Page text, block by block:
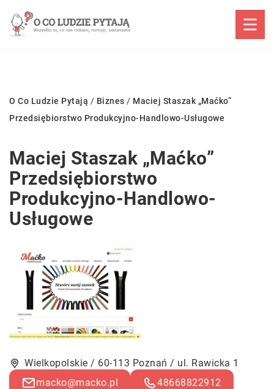
O Co Ludzie Pytają / Biznes / Maciej Staszak „Maćko”
Przedsiębiorstwo Produkcyjno-Handlowo-Usługowe
Maciej Staszak „Maćko”
Przedsiębiorstwo
Produkcyjno-Handlowo-
Usługowe
Wielkopolskie / 60-113 Poznań / ul. Rawicka 1
macko@macko.pl
48668822912